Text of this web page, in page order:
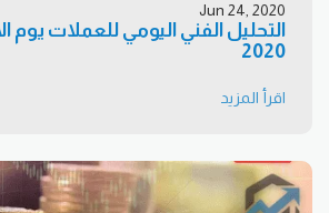
Jun 24, 2020
2020
اقرأ المزيد